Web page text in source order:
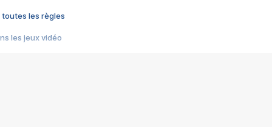
toutes les règles
les jeux vidéo